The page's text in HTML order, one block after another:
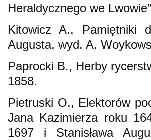
Heraldycznego we
Kitowicz A., Pamiętniki
Augusta, wyd. A.
Paprocki B., Herby
1858.
Pietruski O., Elektorów
Jana Kazimierza roku
1697 i Stanisława